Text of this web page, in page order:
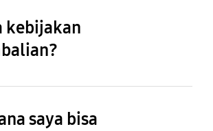
kebijakan
saya bisa